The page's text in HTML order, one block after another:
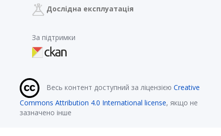
Дослідна експлуатація
За підтримки
Весь контент доступний за ліцензією Creative
Commons Attribution 4.0 International license, якщо не
зазначено інше